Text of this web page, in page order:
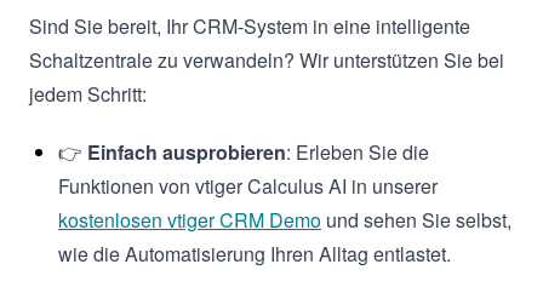
Sind Sie bereit, Ihr CRM-System in eine intelligente
Schaltzentrale zu verwandeln? Wir unterstützen Sie bei
jedem Schritt:
👉 Einfach ausprobieren: Erleben Sie die
Funktionen von vtiger Calculus AI in unserer
kostenlosen vtiger CRM Demo und sehen Sie selbst,
wie die Automatisierung Ihren Alltag entlastet.